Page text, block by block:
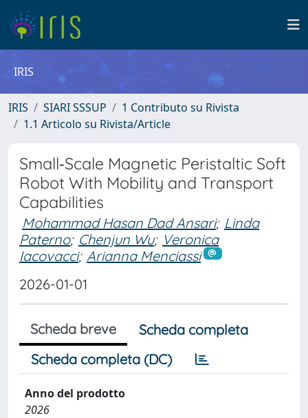
IRIS
IRIS SIARI SSSUP
1 Contributo su Rivista
1.1 Articolo su Rivista/Article
Small‐Scale Magnetic Peristaltic Soft
Robot With Mobility and Transport
Capabilities
Mohammad Hasan Dad Ansari; Linda
Paterno; Chenjun Wu; Veronica
Iacovacci; Arianna Menciassi
2026-01-01
Scheda breve
Scheda completa
Scheda completa (DC)
Anno del prodotto
2026